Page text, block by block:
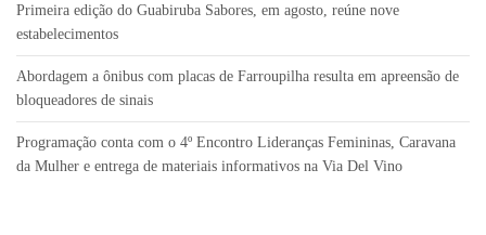
Primeira edição do Guabiruba Sabores, em agosto, reúne nove
estabelecimentos
Abordagem a ônibus com placas de Farroupilha resulta em apreensão de
bloqueadores de sinais
Programação conta com o 4º Encontro Lideranças Femininas, Caravana
da Mulher e entrega de materiais informativos na Via Del Vino